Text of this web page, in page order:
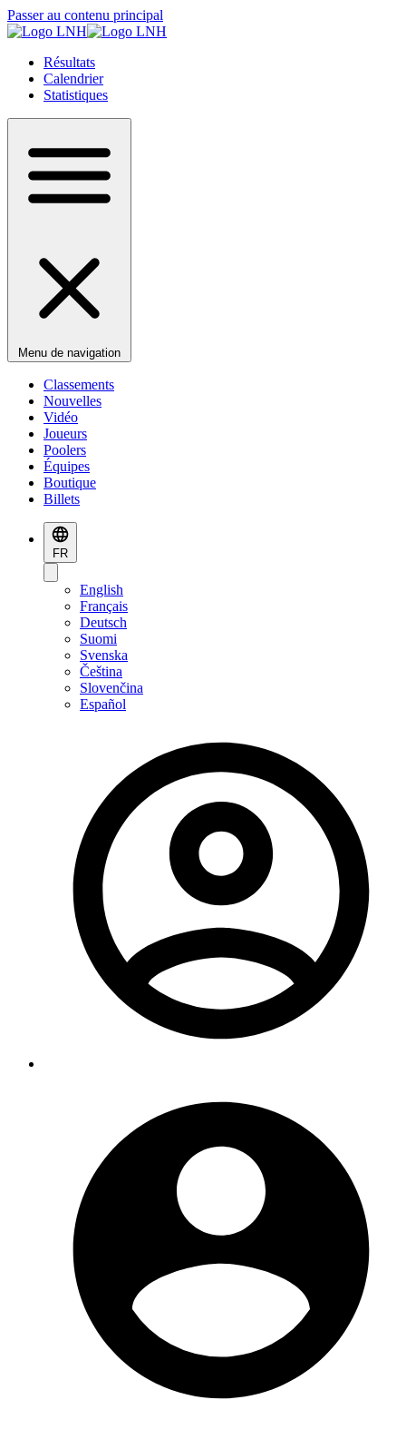
Passer au contenu principal
Résultats
Calendrier
Statistiques
Menu de navigation
Classements
Nouvelles
Vidéo
Joueurs
Poolers
Équipes
Boutique
Billets
FR
English
Français
Deutsch
Suomi
Svenska
Čeština
Slovenčina
Español